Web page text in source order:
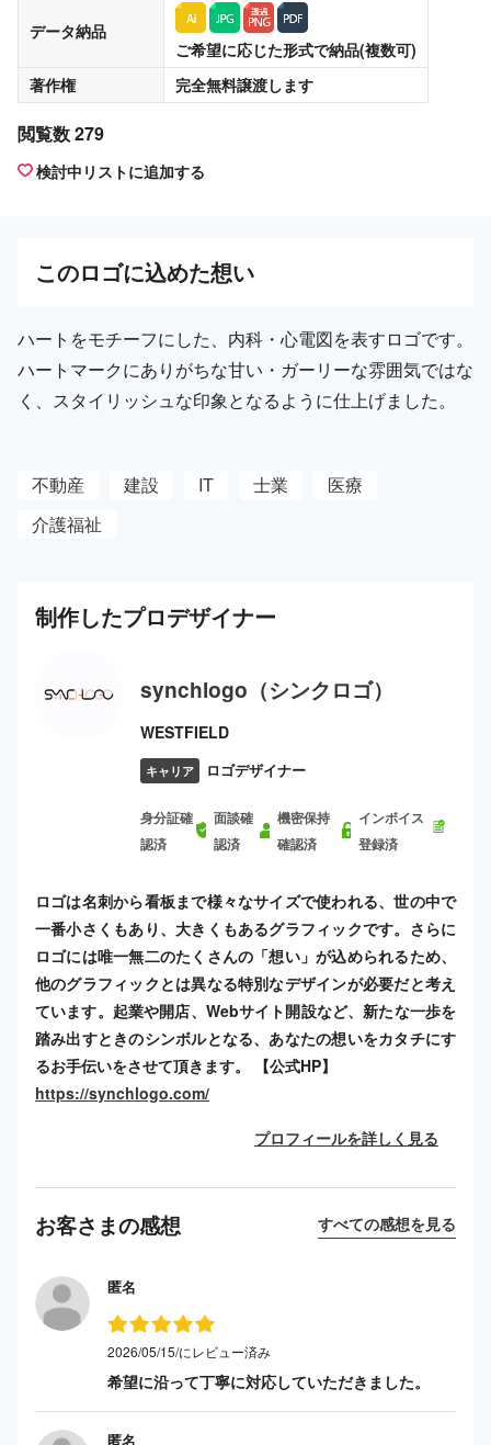
データ納品
ご希望に応じた形式で納品(複数可)
著作権
完全無料譲渡します
閲覧数 279
検討中リストに追加する
このロゴに込めた想い
ハートをモチーフにした、内科・心電図を表すロゴです。
ハートマークにありがちな甘い・ガーリーな雰囲気ではな
く、スタイリッシュな印象となるように仕上げました。
不動産 建設 IT 士業
医療
介護福祉
制作したプロデザイナー
synchlogo（シンクロゴ）
WESTFIELD
キャリア ロゴデザイナー
身分証確
認済
面談確
認済
機密保持
確認済
インボイス
登録済
ロゴは名刺から看板まで様々なサイズで使われる、世の中で
一番小さくもあり、大きくもあるグラフィックです。さらに
ロゴには唯一無二のたくさんの「想い」が込められるため、
他のグラフィックとは異なる特別なデザインが必要だと考え
ています。起業や開店、Webサイト開設など、新たな一歩を
踏み出すときのシンボルとなる、あなたの想いをカタチにす
るお手伝いをさせて頂きます。 【公式HP】
https://synchlogo.com/
プロフィールを詳しく見る
お客さまの感想 すべての感想を見る
匿名
2026/05/15/にレビュー済み
希望に沿って丁寧に対応していただきました。
匿名